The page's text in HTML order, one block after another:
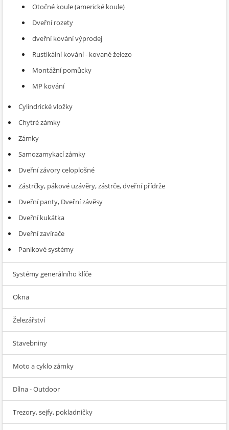
Otočné koule (americké koule)
Dveřní rozety
dveřní kování výprodej
Rustikální kování - kované železo
Montážní pomůcky
MP kování
Cylindrické vložky
Chytré zámky
Zámky
Samozamykací zámky
Dveřní závory celoplošné
Zástrčky, pákové uzávěry, zástrče, dveřní přídrže
Dveřní panty, Dveřní závěsy
Dveřní kukátka
Dveřní zavírače
Panikové systémy
Systémy generálního klíče
Okna
Železářství
Stavebniny
Moto a cyklo zámky
Dílna - Outdoor
Trezory, sejfy, pokladničky